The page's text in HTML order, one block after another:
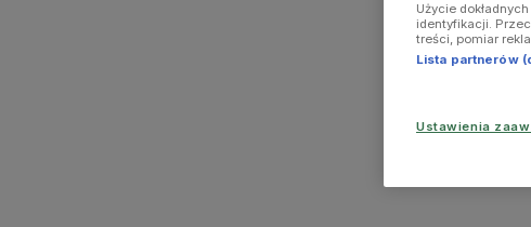
Użycie
identyfikacji.
treści, pomiar
Lista partnerów
Ustawienia